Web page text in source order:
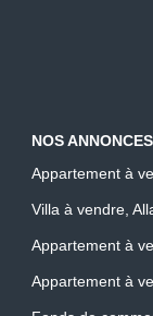
NOS ANNONCES
Appartement à
Villa à vendre,
Appartement à
Appartement à